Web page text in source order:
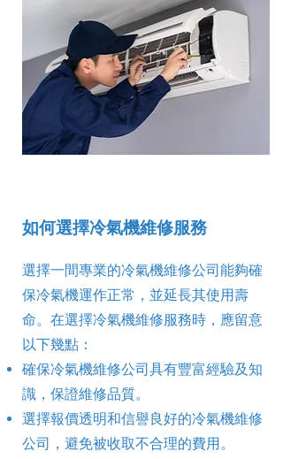
如何選擇冷氣機維修服務
選擇一間專業的冷氣機維修公司能夠確
保冷氣機運作正常，並延長其使用壽
命。在選擇冷氣機維修服務時，應留意
以下幾點：
確保冷氣機維修公司具有豐富經驗及知
識，保證維修品質。
選擇報價透明和信譽良好的冷氣機維修
公司，避免被收取不合理的費用。